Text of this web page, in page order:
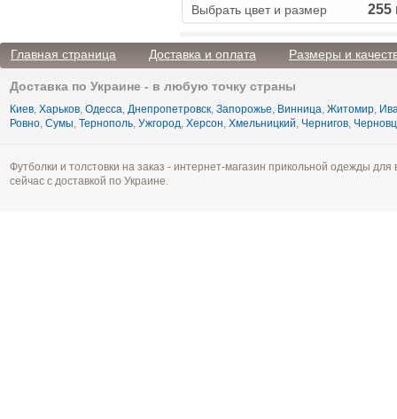
Выбрать цвет и размер 255
Главная страница Доставка и оплата Размеры и
Доставка по Украине - в любую точку страны
Киев Харьков Одесса Днепропетровск Запорожье Винница Житомир
Ровно Сумы Тернополь Ужгород Херсон Хмельницкий Чернигов
Футболки и толстовки на заказ - интернет-магазин прикольной одежды
сейчас с доставкой по Украине.